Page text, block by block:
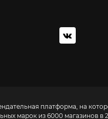
платформа, на
марок из 6000 магазинов